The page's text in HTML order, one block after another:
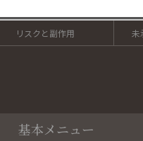
リスクと副作用 未
基本メニュー